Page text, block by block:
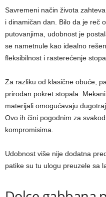
Savremeni način života
i dinamičan dan. Bilo da je reč
putovanjima, udobnost je
se nametnule kao idealno
fleksibilnost i rasterećenje
Za razliku od klasične obuće,
prirodan pokret stopala.
materijali omogućavaju
Ovo ih čini pogodnim za
kompromisima.
Udobnost više nije dodatna
patike su tu ulogu preuzele sa